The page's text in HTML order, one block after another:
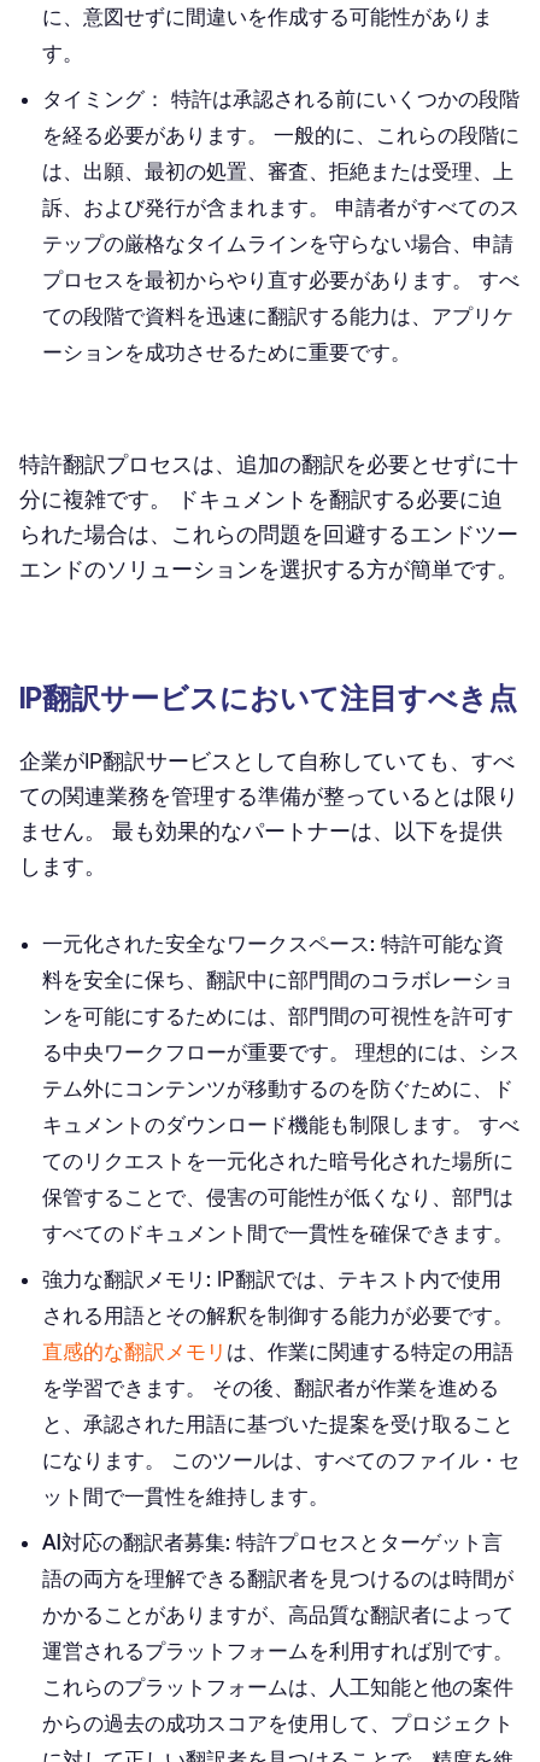
に、意図せずに間違いを作成する可能性がありま
す。
タイミング： 特許は承認される前にいくつかの段階
を経る必要があります。 一般的に、これらの段階に
は、出願、最初の処置、審査、拒絶または受理、上
訴、および発行が含まれます。 申請者がすべてのス
テップの厳格なタイムラインを守らない場合、申請
プロセスを最初からやり直す必要があります。 すべ
ての段階で資料を迅速に翻訳する能力は、アプリケ
ーションを成功させるために重要です。
特許翻訳プロセスは、追加の翻訳を必要とせずに十
分に複雑です。 ドキュメントを翻訳する必要に迫
られた場合は、これらの問題を回避するエンドツー
エンドのソリューションを選択する方が簡単です。
IP翻訳サービスにおいて注目すべき点
企業がIP翻訳サービスとして自称していても、すべ
ての関連業務を管理する準備が整っているとは限り
ません。 最も効果的なパートナーは、以下を提供
します。
一元化された安全なワークスペース: 特許可能な資
料を安全に保ち、翻訳中に部門間のコラボレーショ
ンを可能にするためには、部門間の可視性を許可す
る中央ワークフローが重要です。 理想的には、シス
テム外にコンテンツが移動するのを防ぐために、ド
キュメントのダウンロード機能も制限します。 すべ
てのリクエストを一元化された暗号化された場所に
保管することで、侵害の可能性が低くなり、部門は
すべてのドキュメント間で一貫性を確保できます。
強力な翻訳メモリ: IP翻訳では、テキスト内で使用
される用語とその解釈を制御する能力が必要です。
直感的な翻訳メモリ は、作業に関連する特定の用語
を学習できます。 その後、翻訳者が作業を進める
と、承認された用語に基づいた提案を受け取ること
になります。 このツールは、すべてのファイル・セ
ット間で一貫性を維持します。
AI対応の翻訳者募集: 特許プロセスとターゲット言
語の両方を理解できる翻訳者を見つけるのは時間が
かかることがありますが、高品質な翻訳者によって
運営されるプラットフォームを利用すれば別です。
これらのプラットフォームは、人工知能と他の案件
からの過去の成功スコアを使用して、プロジェクト